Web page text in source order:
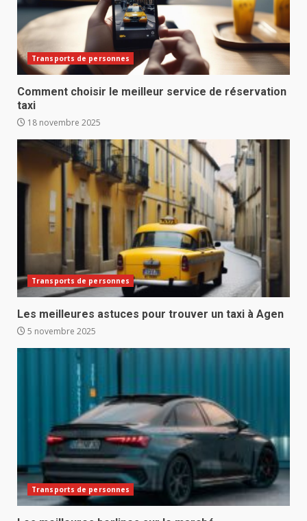
Transports de personnes
Comment choisir le meilleur service de réservation
taxi
18 novembre 2025
Transports de personnes
Les meilleures astuces pour trouver un taxi à Agen
5 novembre 2025
Transports de personnes